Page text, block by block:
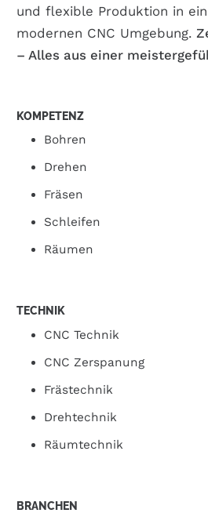
und flexible Produktion in
modernen CNC Umgebung.
– Alles aus einer
KOMPETENZ
Bohren
Drehen
Fräsen
Schleifen
Räumen
TECHNIK
CNC Technik
CNC Zerspanung
Frästechnik
Drehtechnik
Räumtechnik
BRANCHEN